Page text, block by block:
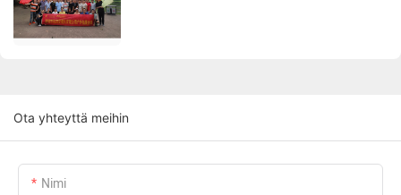
Ota yhteyttä meihin
Nimi